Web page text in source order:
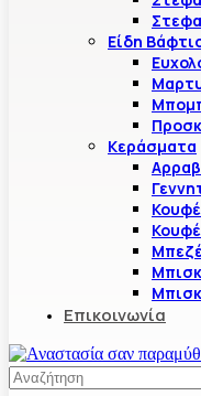
Είδη
Κεράσματα
Επικοινωνία